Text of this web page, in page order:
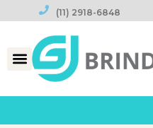
(11) 2918-6848